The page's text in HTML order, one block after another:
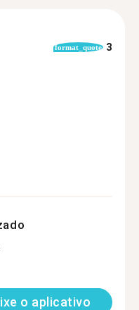
format_quote 3
o aplicativo